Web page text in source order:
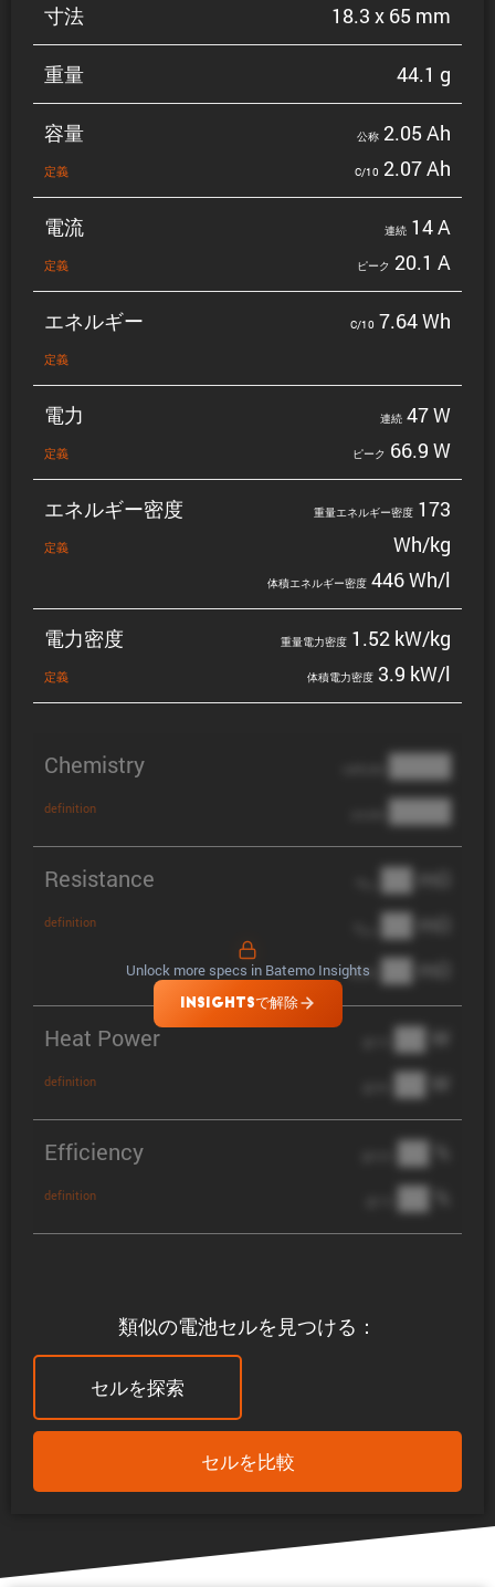
類似の電池セルを見つける：
セルを探索
セルを比較
寸法 18.3 x 65 mm
重量 44.1 g
容量
定義
公称 2.05 Ah
C/10 2.07 Ah
電流
定義
連続 14 A
ピーク 20.1 A
エネルギー
定義
C/10 7.64 Wh
電力
定義
連続 47 W
ピーク 66.9 W
エネルギー密度
定義
重量エネルギー密度 173
Wh/kg
体積エネルギー密度 446 Wh/l
電力密度
定義
重量電力密度 1.52 kW/kg
体積電力密度 3.9 kW/l
Chemistry
definition
████
████
Resistance
definition
██ mΩ
██ mΩ
DCIR ██ mΩ
Heat Power
definition
██ W
██ W
Efficiency
definition
██ %
██ %
Unlock more specs in Batemo Insights
INSIGHTSで解除